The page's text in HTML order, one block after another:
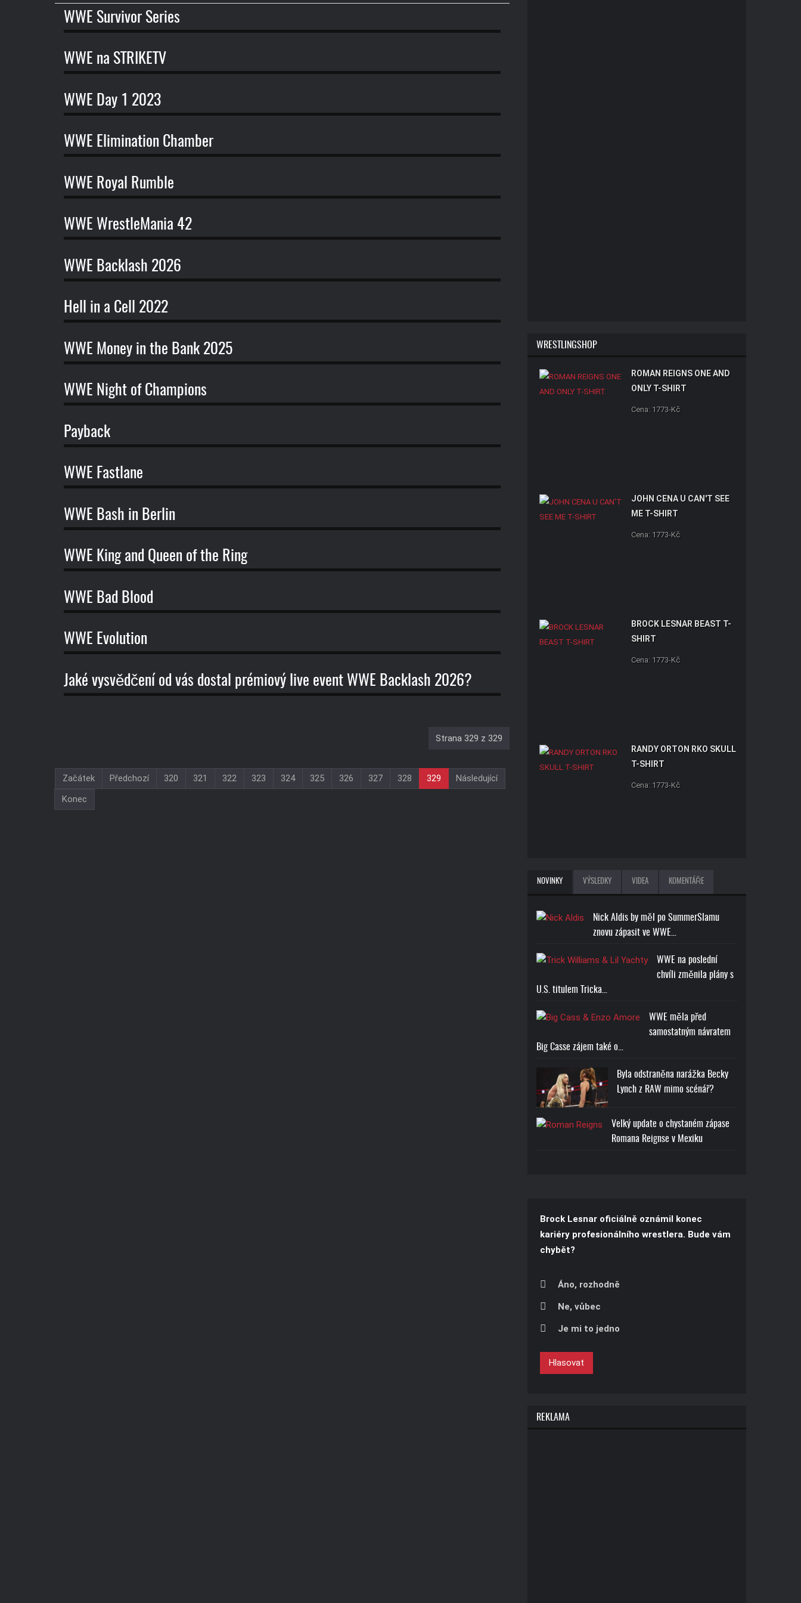
názvu
WWE Survivor Series
WWE na STRIKETV
WWE Day 1 2023
WWE Elimination Chamber
WWE Royal Rumble
WWE WrestleMania 42
WWE Backlash 2026
Hell in a Cell 2022
WWE Money in the Bank 2025
WWE Night of Champions
Payback
WWE Fastlane
WWE Bash in Berlin
WWE King and Queen of the Ring
WWE Bad Blood
WWE Evolution
Jaké vysvědčení od vás dostal prémiový live event WWE Backlash 2026?
Strana 329 z 329
Začátek Předchozí 320 321 322 323 324 325 326 327 328 329
Následující
Konec
WRESTLINGSHOP
ROMAN REIGNS ONE AND
ONLY T-SHIRT
Cena: 1773-Kč
JOHN CENA U CAN'T SEE
ME T-SHIRT
Cena: 1773-Kč
BROCK LESNAR BEAST T-
SHIRT
Cena: 1773-Kč
RANDY ORTON RKO SKULL
T-SHIRT
Cena: 1773-Kč
NOVINKY VÝSLEDKY VIDEA KOMENTÁŘE
Nick Aldis by měl po SummerSlamu
znovu zápasit ve WWE…
WWE na poslední
chvíli změnila plány s
U.S. titulem Tricka…
WWE měla před
samostatným návratem
Big Casse zájem také o…
Byla odstraněna narážka Becky
Lynch z RAW mimo scénář?
Velký update o chystaném zápase
Romana Reignse v Mexiku
Brock Lesnar oficiálně oznámil konec
kariéry profesionálního wrestlera. Bude vám
chybět?
Áno, rozhodně
Ne, vůbec
Je mi to jedno
Hlasovat
REKLAMA